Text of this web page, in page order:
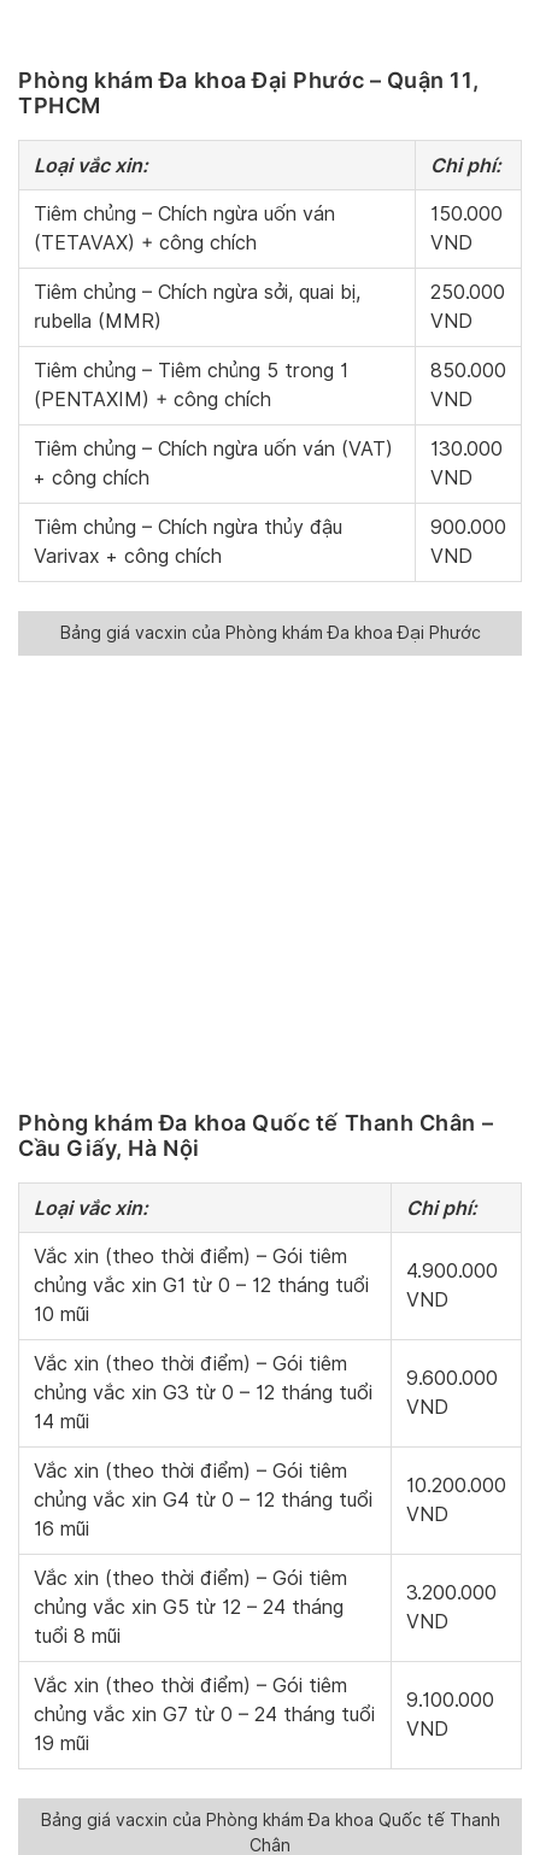
Phòng khám Đa khoa Đại Phước – Quận 11,
TPHCM
Loại vắc xin: Chi phí:
Tiêm chủng – Chích ngừa uốn ván
(TETAVAX) + công chích
150.000
VND
Tiêm chủng – Chích ngừa sởi, quai bị,
rubella (MMR)
250.000
VND
Tiêm chủng – Tiêm chủng 5 trong 1
(PENTAXIM) + công chích
850.000
VND
Tiêm chủng – Chích ngừa uốn ván (VAT)
+ công chích
130.000
VND
Tiêm chủng – Chích ngừa thủy đậu
Varivax + công chích
900.000
VND
Bảng giá vacxin của Phòng khám Đa khoa Đại Phước
Phòng khám Đa khoa Quốc tế Thanh Chân –
Cầu Giấy, Hà Nội
Loại vắc xin: Chi phí:
Vắc xin (theo thời điểm) – Gói tiêm
chủng vắc xin G1 từ 0 – 12 tháng tuổi
10 mũi
4.900.000
VND
Vắc xin (theo thời điểm) – Gói tiêm
chủng vắc xin G3 từ 0 – 12 tháng tuổi
14 mũi
9.600.000
VND
Vắc xin (theo thời điểm) – Gói tiêm
chủng vắc xin G4 từ 0 – 12 tháng tuổi
16 mũi
10.200.000
VND
Vắc xin (theo thời điểm) – Gói tiêm
chủng vắc xin G5 từ 12 – 24 tháng
tuổi 8 mũi
3.200.000
VND
Vắc xin (theo thời điểm) – Gói tiêm
chủng vắc xin G7 từ 0 – 24 tháng tuổi
19 mũi
9.100.000
VND
Bảng giá vacxin của Phòng khám Đa khoa Quốc tế Thanh
Chân